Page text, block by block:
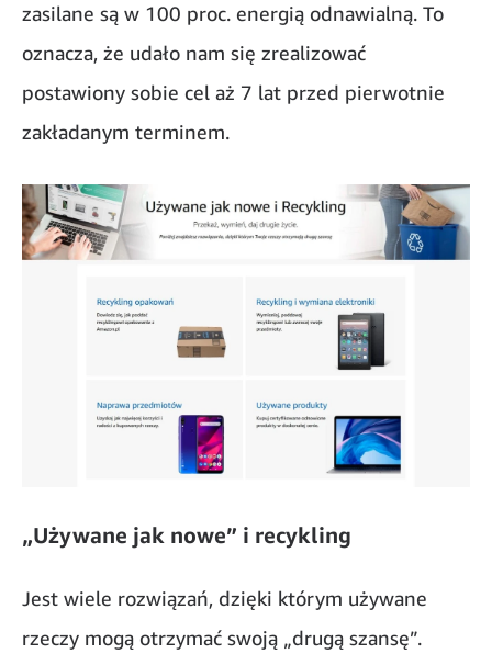
zasilane są w 100 proc. energią odnawialną. To
oznacza, że udało nam się zrealizować
postawiony sobie cel aż 7 lat przed pierwotnie
zakładanym terminem.
„Używane jak nowe” i recykling
Jest wiele rozwiązań, dzięki którym używane
rzeczy mogą otrzymać swoją „drugą szansę”.